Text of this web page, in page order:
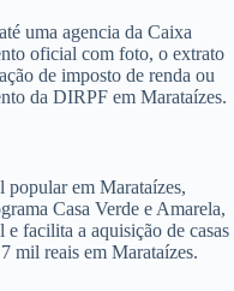
uma agencia da Caixa
oficial com foto, o extrato
de imposto de renda ou
da DIRPF em Marataízes.
em Marataízes,
Casa Verde e Amarela,
facilita a aquisição de casas
mil reais em Marataízes.